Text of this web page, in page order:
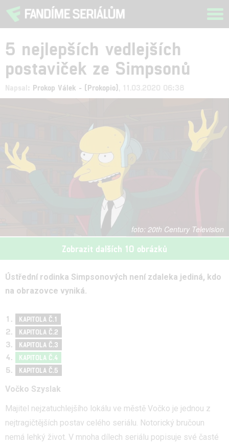
5 nejlepších vedlejších
postaviček ze Simpsonů
Napsal: Prokop Válek - (Prokopio) , 11.03.2020 06:38
20th Century Television
Zobrazit dalších 10 obrázků
Ústřední rodinka Simpsonových není zdaleka jediná, kdo
na obrazovce vyniká.
KAPITOLA Č.1
KAPITOLA Č.2
KAPITOLA Č.3
KAPITOLA Č.4
KAPITOLA Č.5
Vočko Szyslak
Majitel nejzatuchlejšího lokálu ve městě Vočko je jednou z
nejtragičtějších postav celého seriálu. Notorický bručoun
nemá lehký život. V mnoha dílech seriálu popisuje své časté